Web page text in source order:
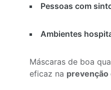
Pessoas com
Ambientes
Máscaras de boa
eficaz na prevenção